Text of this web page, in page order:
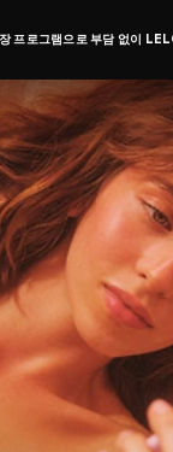
프로그램으로 부담 없이